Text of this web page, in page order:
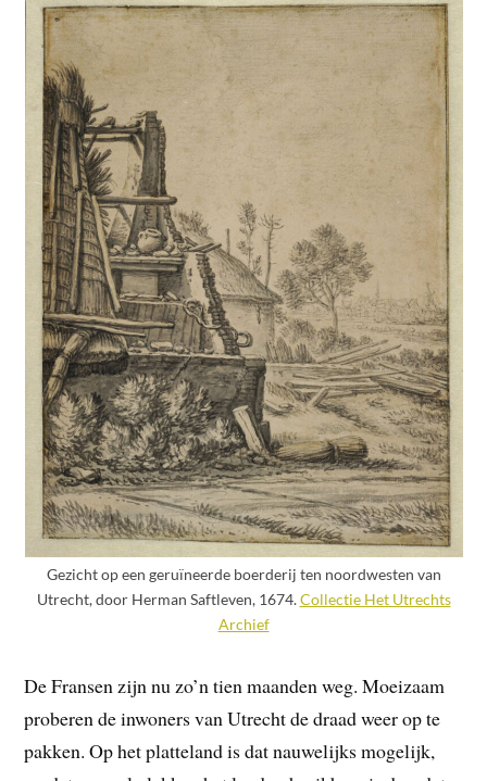
Gezicht op een geruïneerde boerderij ten noordwesten van
Utrecht, door Herman Saftleven, 1674.Collectie Het Utrechts
Archief
De Fransen zijn nu zo’n tien maanden weg. Moeizaam
proberen de inwoners van Utrecht de draad weer op te
pakken. Op het platteland is dat nauwelijks mogelijk,